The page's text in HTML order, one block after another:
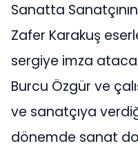
Sanatta
Zafer Karakuş
sergiye imza
Burcu Özgür ve
ve sanatçıya
dönemde sanat